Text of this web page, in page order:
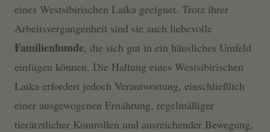
eines Westsibirischen Laika geeignet. Trotz ihrer
Arbeitsvergangenheit sind sie auch liebevolle
Familienhunde, die sich gut in ein häusliches Umfeld
einfügen können. Die Haltung eines Westsibirischen
Laika erfordert jedoch Verantwortung, einschließlich
einer ausgewogenen Ernährung, regelmäßiger
tierärztlicher Kontrollen und ausreichender Bewegung,